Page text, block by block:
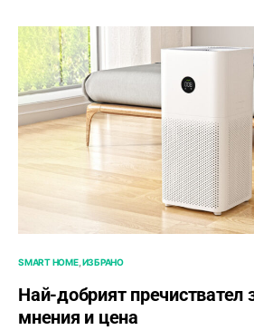
SMART HOME ИЗБРАНО
Най-добрият пречиствател
мнения и цена